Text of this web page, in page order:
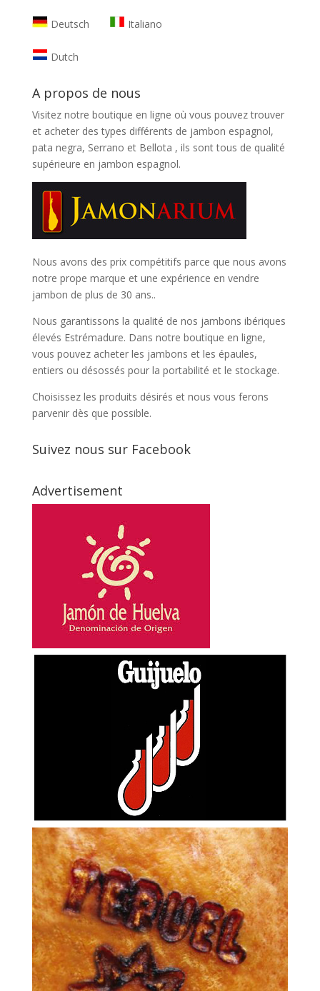
Deutsch Italiano
Dutch
A propos de nous
Visitez notre boutique en ligne où vous pouvez trouver
et acheter des types différents de jambon espagnol,
pata negra, Serrano et Bellota , ils sont tous de qualité
supérieure en jambon espagnol.
Nous avons des prix compétitifs parce que nous avons
notre prope marque et une expérience en vendre
jambon de plus de 30 ans..
Nous garantissons la qualité de nos jambons ibériques
élevés Estrémadure. Dans notre boutique en ligne,
vous pouvez acheter les jambons et les épaules,
entiers ou désossés pour la portabilité et le stockage.
Choisissez les produits désirés et nous vous ferons
parvenir dès que possible.
Suivez nous sur Facebook
Advertisement